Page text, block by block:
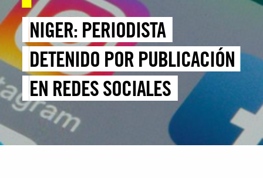
NIGER: PERIODISTA
DETENIDO POR PUBLICACIÓN
EN REDES SOCIALES